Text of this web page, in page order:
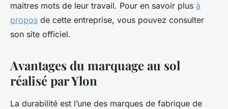
maitres mots de leur travail. Pour en savoir plus à
propos de cette entreprise, vous pouvez consulter
son site officiel.
Avantages du marquage au sol
réalisé par Ylon
La durabilité est l’une des marques de fabrique de